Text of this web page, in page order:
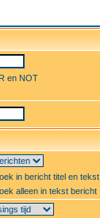
en NOT
in bericht titel en tekst
alleen in tekst bericht